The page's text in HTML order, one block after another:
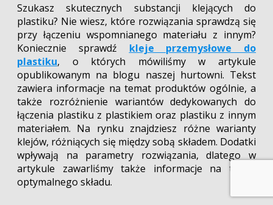
Szukasz skutecznych substancji klejących do
plastiku? Nie wiesz, które rozwiązania sprawdzą się
przy łączeniu wspomnianego materiału z innym?
Koniecznie sprawdź kleje przemysłowe do
plastiku, o których mówiliśmy w artykule
opublikowanym na blogu naszej hurtowni. Tekst
zawiera informacje na temat produktów ogólnie, a
także rozróżnienie wariantów dedykowanych do
łączenia plastiku z plastikiem oraz plastiku z innym
materiałem. Na rynku znajdziesz różne warianty
klejów, różniących się między sobą składem. Dodatki
wpływają na parametry rozwiązania, dlatego w
artykule zawarliśmy także informacje na temat
optymalnego składu.